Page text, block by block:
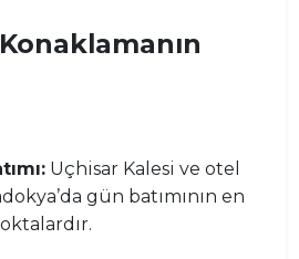
Uçhisar Kalesi ve otel
gün batımının en